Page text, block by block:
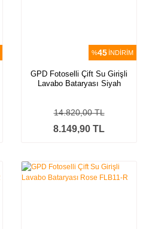
%45 İNDİRİM
GPD Fotoselli Çift Su Girişli
Lavabo Bataryası Siyah
8.149,90 TL
14.820,00 TL